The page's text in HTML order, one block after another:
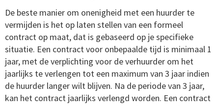
De beste manier om onenigheid met een huurder te
vermijden is het op laten stellen van een formeel
contract op maat, dat is gebaseerd op je specifieke
situatie. Een contract voor onbepaalde tijd is minimaal 1
jaar, met de verplichting voor de verhuurder om het
jaarlijks te verlengen tot een maximum van 3 jaar indien
de huurder langer wilt blijven. Na de periode van 3 jaar,
kan het contract jaarlijks verlengd worden. Een contract